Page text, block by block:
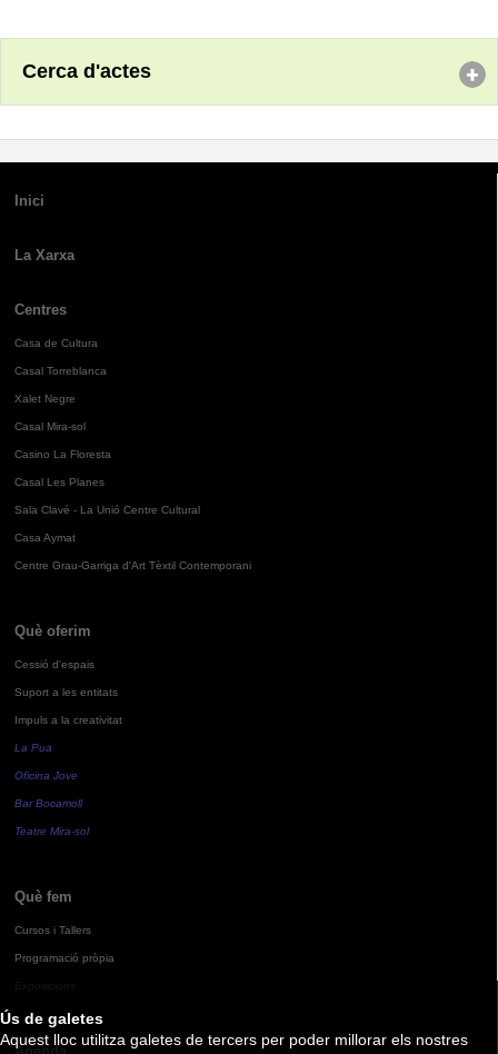
Ús de galetes
Aquest lloc utilitza galetes de tercers per poder millorar els nostres
Cerca d'actes
Inici
La Xarxa
Centres
Casa de Cultura
Casal Torreblanca
Xalet Negre
Casal Mira-sol
Casino La Floresta
Casal Les Planes
Sala Clavé - La Unió Centre Cultural
Casa Aymat
Centre Grau-Garriga d'Art Tèxtil Contemporani
Què oferim
Cessió d'espais
Suport a les entitats
Impuls a la creativitat
La Pua
Oficina Jove
Bar Bocamoll
Teatre Mira-sol
Què fem
Cursos i Tallers
Programació pròpia